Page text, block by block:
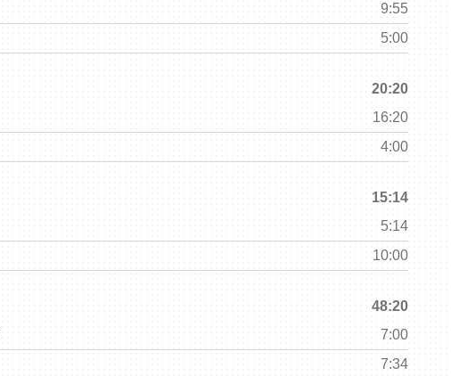
9:55
5:00
20:20
16:20
4:00
15:14
5:14
10:00
48:20
7:00
7:34